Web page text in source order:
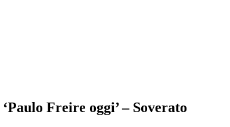
Freire oggi’ – Soverato